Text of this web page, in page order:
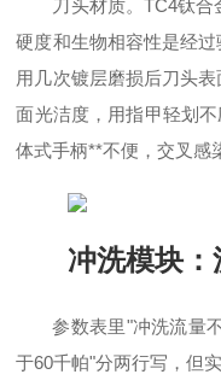
刀头材质。TC4钛
硬度和生物相容性是经
用几次镀层磨损后刀头
面光洁度，用指甲轻划
体式手柄**不便，交叉感
冲洗模块
参数表里"冲洗流量
于60千帕"分两行写，但